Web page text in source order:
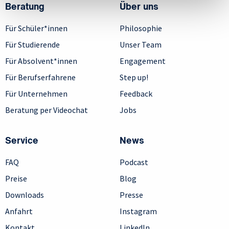
Beratung
Für Schüler*innen
Für Studierende
Für Absolvent*innen
Für Berufserfahrene
Für Unternehmen
Beratung per Videochat
Über uns
Philosophie
Unser Team
Engagement
Step up!
Feedback
Jobs
Service
FAQ
Preise
Downloads
Anfahrt
News
Podcast
Blog
Presse
Instagram